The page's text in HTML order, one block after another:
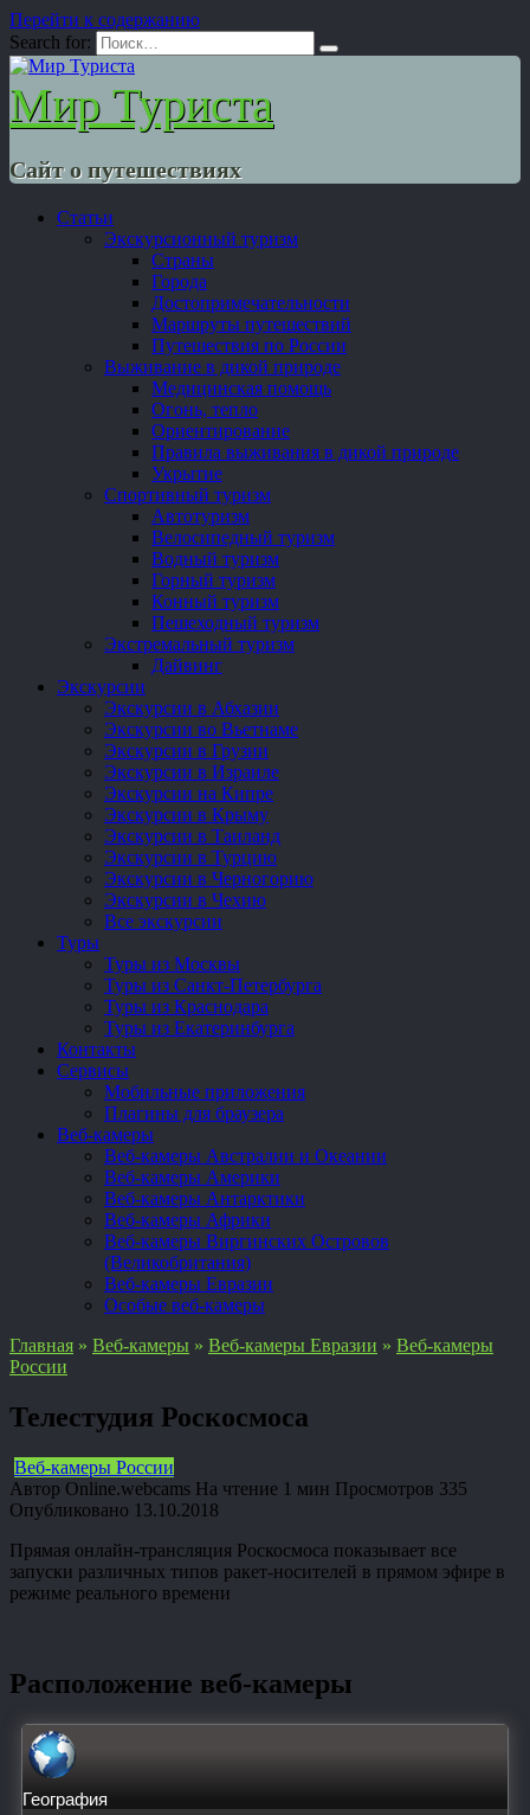
Перейти к содержанию
Search for:
Мир Туриста
Сайт о путешествиях
Статьи
Экскурсионный туризм
Страны
Города
Достопримечательности
Маршруты путешествий
Путешествия по России
Выживание в дикой природе
Медицинская помощь
Огонь, тепло
Ориентирование
Правила выживания в дикой природе
Укрытие
Спортивный туризм
Автотуризм
Велосипедный туризм
Водный туризм
Горный туризм
Конный туризм
Пешеходный туризм
Экстремальный туризм
Дайвинг
Экскурсии
Экскурсии в Абхазии
Экскурсии во Вьетнаме
Экскурсии в Грузии
Экскурсии в Израиле
Экскурсии на Кипре
Экскурсии в Крыму
Экскурсии в Таиланд
Экскурсии в Турцию
Экскурсии в Черногорию
Экскурсии в Чехию
Все экскурсии
Туры
Туры из Москвы
Туры из Санкт-Петербурга
Туры из Краснодара
Туры из Екатеринбурга
Контакты
Сервисы
Мобильные приложения
Плагины для браузера
Веб-камеры
Веб-камеры Австралии и Океании
Веб-камеры Америки
Веб-камеры Антарктики
Веб-камеры Африки
Веб-камеры Виргинских Островов
(Великобритания)
Веб-камеры Евразии
Особые веб-камеры
Главная » Веб-камеры » Веб-камеры Евразии » Веб-камеры
России
Телестудия Роскосмоса
Веб-камеры России
Автор Online.webcams На чтение 1 мин Просмотров 335
Опубликовано 13.10.2018
Прямая онлайн-трансляция Роскосмоса показывает все
запуски различных типов ракет-носителей в прямом эфире в
режиме реального времени
Расположение веб-камеры
География